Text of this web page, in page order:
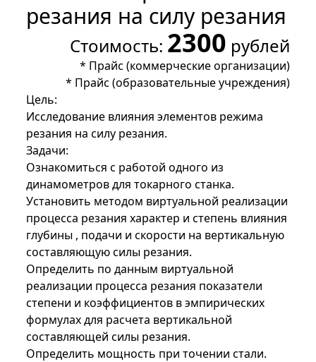
резания на силу резания
Стоимость: 2300 рублей
* Прайс (коммерческие организации)
* Прайс (образовательные учреждения)
Цель:
Исследование влияния элементов режима
резания на силу резания.
Задачи:
Ознакомиться с работой одного из
динамометров для токарного станка.
Установить методом виртуальной реализации
процесса резания характер и степень влияния
глубины , подачи и скорости на вертикальную
составляющую силы резания.
Определить по данным виртуальной
реализации процесса резания показатели
степени и коэффициентов в эмпирических
формулах для расчета вертикальной
составляющей силы резания.
Определить мощность при точении стали.